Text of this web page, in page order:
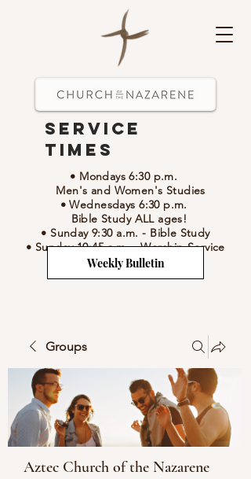
• Mondays 6:30 p.m.
Men's and Women's Studies
• Wednesdays 6:30 p.m.
Bible Study ALL ages!
• Sunday 9:30 a.m. - Bible Study
• Sunday 10:45 a.m.-Worship Service
Service
Times
Weekly Bulletin
Groups
Aztec Church of the Nazarene